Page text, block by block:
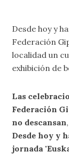
Desde hoy y
Federación
localidad un
exhibición de
Las
Federación
no descansan
Desde hoy y
jornada